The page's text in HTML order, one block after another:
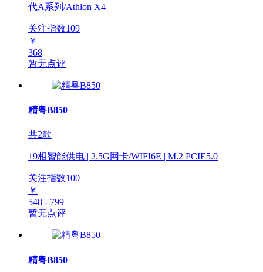
代A系列/Athlon X4
关注指数109
￥
368
暂无点评
精粤B850
共2款
19相智能供电 | 2.5G网卡/WIFI6E | M.2 PCIE5.0
关注指数100
￥
548 - 799
暂无点评
精粤B850